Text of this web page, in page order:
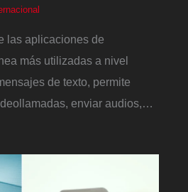
las aplicaciones de
más utilizadas a nivel
de texto, permite
enviar audios,…